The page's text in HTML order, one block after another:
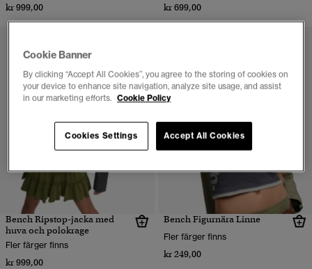
kr 999,00 kr 699,00
Bench Ripstop-jacka med
huva och polokrage
Fler färger finns
kr 999,00
Bench Figurnära Linne
Fler färger finns
kr 249,00
Cookie Banner
By clicking “Accept All Cookies”, you agree to the storing of cookies on
your device to enhance site navigation, analyze site usage, and assist
in our marketing efforts. Cookie Policy
Accept All Cookies
Cookies Settings